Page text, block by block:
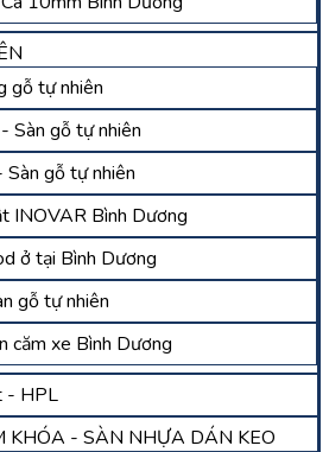
gỗ tự nhiên
Sàn gỗ tự nhiên
gỗ tự nhiên
INOVAR Bình Dương
ở tại Bình Dương
gỗ tự nhiên
căm xe Bình Dương
- HPL
KHÓA - SÀN NHỰA DÁN KEO